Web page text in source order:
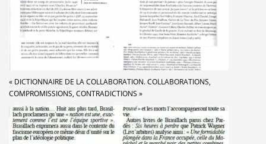
« DICTIONNAIRE DE LA COLLABORATION. COLLABORATIONS,
COMPROMISSIONS, CONTRADICTIONS »